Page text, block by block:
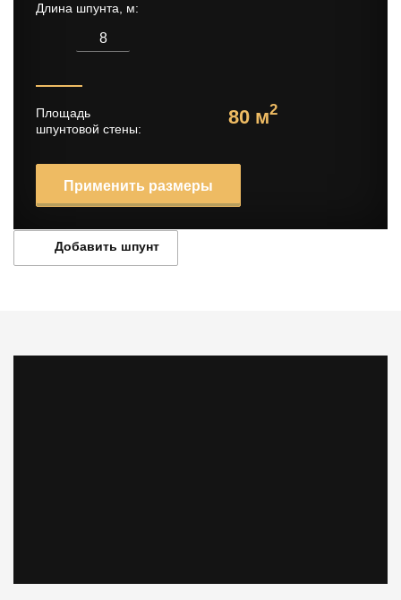
Длина шпунта, м:
Площадь
шпунтовой стены:
80 м2
Применить размеры
Добавить шпунт